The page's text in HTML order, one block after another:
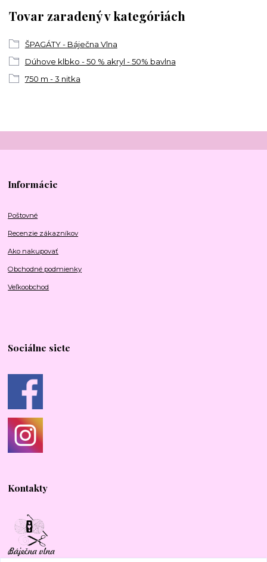
Tovar zaradený v kategóriách
ŠPAGÁTY - Báječna Vlna
Dúhove klbko - 50 % akryl - 50% bavlna
750 m - 3 nitka
Informácie
Poštovné
Recenzie zákazníkov
Ako nakupovať
Obchodné podmienky
Veľkoobchod
Sociálne siete
Kontakty